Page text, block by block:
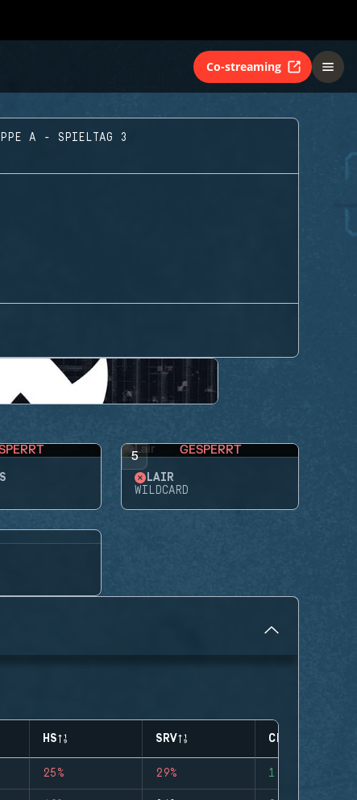
Co-streaming
A - SPIELTAG 3
5 GESPERRT
LAIR
WILDCARD
HS SRV CLUTCHES
25% 29% 1